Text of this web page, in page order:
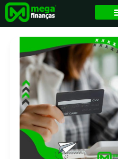
para